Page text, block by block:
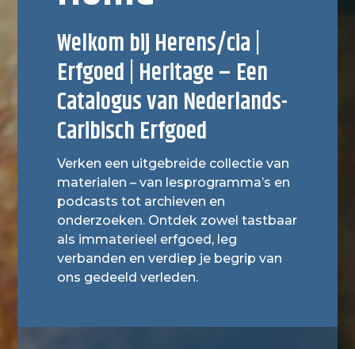
Welkom bij Herens/cia |
Erfgoed | Heritage – Een
Catalogus van Nederlands-
Caribisch Erfgoed
Verken een uitgebreide collectie van
materialen – van lesprogramma’s en
podcasts tot archieven en
onderzoeken. Ontdek zowel tastbaar
als immaterieel erfgoed, leg
verbanden en verdiep je begrip van
ons gedeeld verleden.